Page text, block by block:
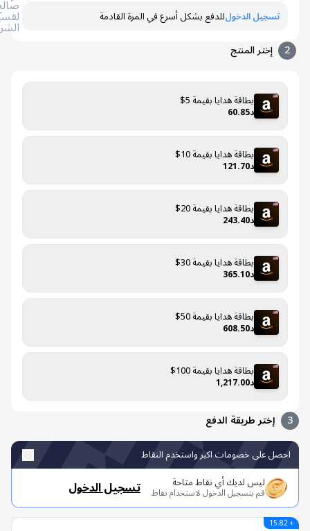
صالحلقسيمة تسجيل الدخولللدفع بشكل أسرع في المرة القادمة
إختر المنتج
بطاقة هدايا بقيمة 5$
د60.85
بطاقة هدايا بقيمة 10$
د121.70
بطاقة هدايا بقيمة 20$
د243.40
بطاقة هدايا بقيمة 30$
د365.10
بطاقة هدايا بقيمة 50$
د608.50
بطاقة هدايا بقيمة 100$
د1,217.00
إختر طريقة الدفع
على خصومات اكبر واستخدم النقاط
ليس لديك أي نقاط متاحة
قم بتسجيل الدخول لاستخدام نقاط تسجيل الدخول